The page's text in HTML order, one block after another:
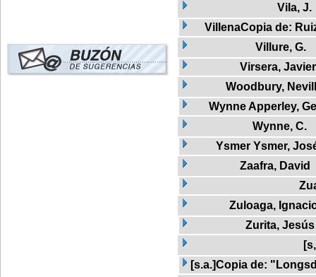
Vila, J.
VillenaCopia de:
Villure, G.
Virsera, Javier
Woodbury,
Wynne Apperley,
Wynne, C.
Ysmer Ysmer,
Zaafra, David
Zuloaga,
Zurita, Jesús
[s.a.]Copia de: